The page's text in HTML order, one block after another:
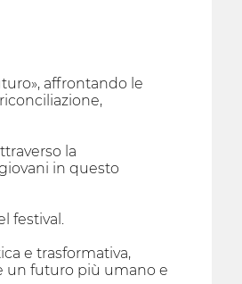
affrontando le
la
in questo
festival.
e trasformativa,
un futuro più umano e